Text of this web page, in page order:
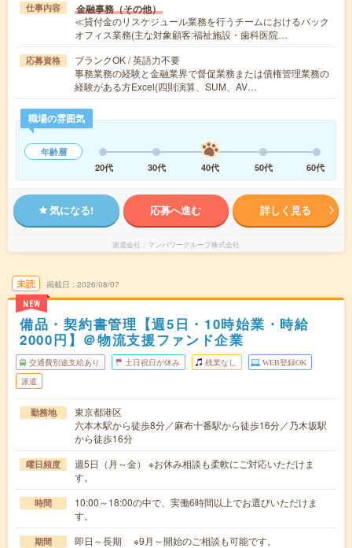
仕事内容 金融事務（その他）
≪貸付金のリスケジュール業務を行うチームにおけるバック
オフィス業務(主な対象顧客:福祉施設・歯科医院…
応募資格
ブランクOK / 英語力不要
事務業務の経験と金融業界で督促業務または債権管理業務の
経験がある方Excel(四則演算、SUM、AV…
職場の雰囲気
年齢層
20代
30代 40代 50代 60代
気になる! 応募へ進む 詳しく見る
派遣会社 マンパワーグループ株式会社
未読
NEW
掲載日 2026/08/07
備品・契約書管理【週5日・10時始業・時給
2000円】＠物流支援ファンド企業
交通費別途支給あり 土日祝日が休み 残業なし WEB登録OK
派遣
勤務地
東京都港区
六本木駅から徒歩8分／麻布十番駅から徒歩16分／乃木坂駅
から徒歩16分
曜日頻度
週5日（月～金） ※お休み相談も柔軟にご対応いただけま
す。
時間
10:00～18:00の中で、実働6時間以上でお選びいただけま
す。
期間 即日～長期 ※9月～開始のご相談も可能です。